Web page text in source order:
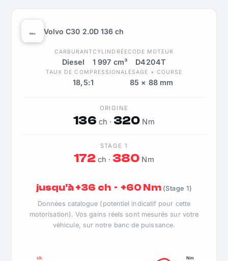
Volvo C30 2.0D 136 ch
CARBURANT
Diesel
CYLINDRÉE
1 997 cm³
CODE MOTEUR
D4204T
TAUX DE COMPRESSION
18,5:1
ALÉSAGE × COURSE
85 × 88 mm
ORIGINE
136 ch · 320 Nm
STAGE 1
172 ch · 380 Nm
jusqu'à +36 ch · +60 Nm (Stage 1)
Données catalogue (potentiel indicatif pour cette
motorisation). Vos gains réels sont mesurés sur votre
véhicule, sur notre banc de puissance.
ch Nm